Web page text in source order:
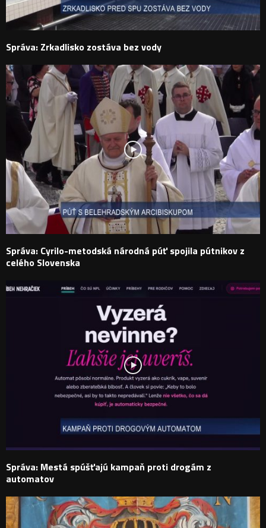
Správa: Zrkadlisko zostáva bez vody
Správa: Cyrilo-metodská národná púť spojila pútnikov z
celého Slovenska
Správa: Mestá spúšťajú kampaň proti drogám z
automatov